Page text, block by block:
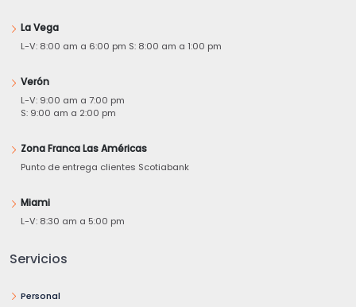
La Vega
L-V: 8:00 am a 6:00 pm S: 8:00 am a 1:00 pm
Verón
L-V: 9:00 am a 7:00 pm
S: 9:00 am a 2:00 pm
Zona Franca Las Américas
Punto de entrega clientes Scotiabank
Miami
L-V: 8:30 am a 5:00 pm
Servicios
Personal